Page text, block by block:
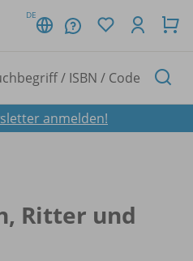
DE
anmelden!
Ritter und